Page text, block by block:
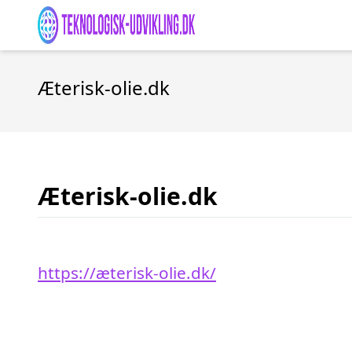
Æterisk-olie.dk
Æterisk-olie.dk
https://æterisk-olie.dk/